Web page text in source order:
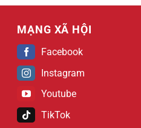
MẠNG XÃ HỘI
Facebook
Instagram
Youtube
TikTok